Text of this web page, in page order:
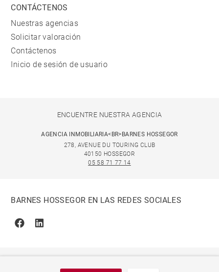
CONTÁCTENOS
Nuestras agencias
Solicitar valoración
Contáctenos
Inicio de sesión de usuario
ENCUENTRE NUESTRA AGENCIA
AGENCIA INMOBILIARIA<BR>BARNES HOSSEGOR
278, AVENUE DU TOURING CLUB
40150 HOSSEGOR
05 58 71 77 14
BARNES HOSSEGOR EN LAS REDES SOCIALES
FacebookLinkedin